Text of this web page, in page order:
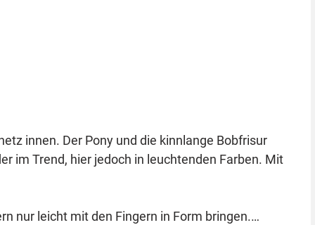
innen. Der Pony und die kinnlange Bobfrisur
im Trend, hier jedoch in leuchtenden Farben. Mit
nur leicht mit den Fingern in Form bringen.